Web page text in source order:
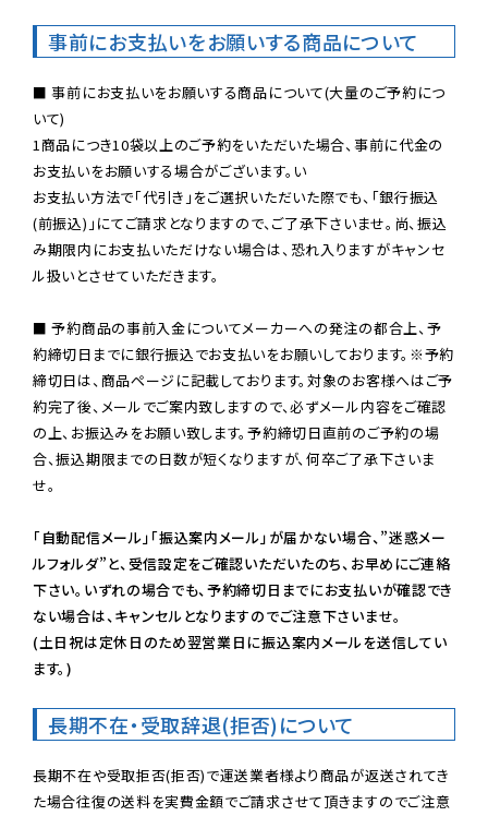
事前にお支払いをお願いする商品について
■ 事前にお支払いをお願いする商品について(大量のご予約につ
いて)
1商品につき10袋以上のご予約をいただいた場合、事前に代金の
お支払いをお願いする場合がございます。い
お支払い方法で「代引き」をご選択いただいた際でも、「銀行振込
(前振込)」にてご請求となりますので、ご了承下さいませ。尚、振込
み期限内にお支払いただけない場合は、恐れ入りますがキャンセ
ル扱いとさせていただきます。
■ 予約商品の事前入金についてメーカーへの発注の都合上、予
約締切日までに銀行振込でお支払いをお願いしております。※予約
締切日は、商品ページに記載しております。対象のお客様へはご予
約完了後、メールでご案内致しますので、必ずメール内容をご確認
の上、お振込みをお願い致します。予約締切日直前のご予約の場
合、振込期限までの日数が短くなりますが、何卒ご了承下さいま
せ。
「自動配信メール」「振込案内メール」が届かない場合、”迷惑メー
ルフォルダ”と、受信設定をご確認いただいたのち、お早めにご連絡
下さい。いずれの場合でも、予約締切日までにお支払いが確認でき
ない場合は、キャンセルとなりますのでご注意下さいませ。
(土日祝は定休日のため翌営業日に振込案内メールを送信してい
ます。)
長期不在・受取辞退(拒否)について
長期不在や受取拒否(拒否)で運送業者様より商品が返送されてき
た場合往復の送料を実費金額でご請求させて頂きますのでご注意